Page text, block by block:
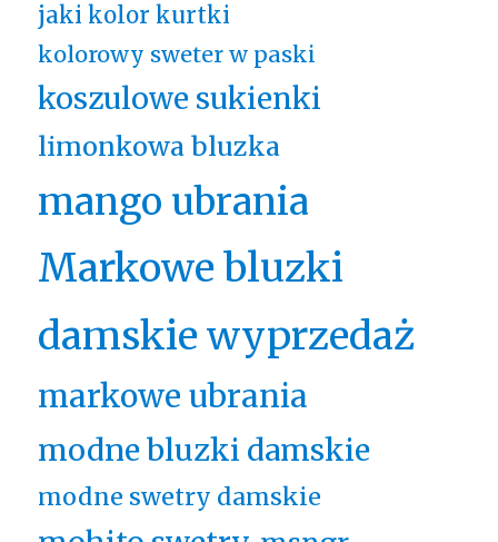
jaki kolor kurtki
kolorowy sweter w paski
koszulowe sukienki
limonkowa bluzka
mango ubrania
Markowe bluzki
damskie wyprzedaż
markowe ubrania
modne bluzki damskie
modne swetry damskie